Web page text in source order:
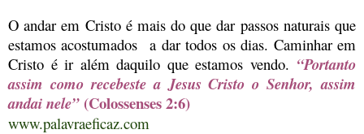
O andar em Cristo é mais do que dar passos naturais que
estamos acostumados a dar todos os dias. Caminhar em
Cristo é ir além daquilo que estamos vendo. “Portanto
assim como recebeste a Jesus Cristo o Senhor, assim
andai nele”(Colossenses 2:6)
www.palavraeficaz.com